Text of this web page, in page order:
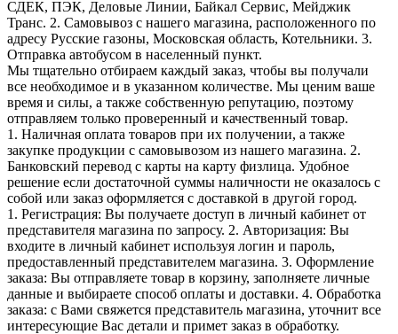
СДЕК, ПЭК, Деловые Линии, Байкал Сервис, Мейджик
Транс. 2. Самовывоз с нашего магазина, расположенного по
адресу Русские газоны, Московская область, Котельники. 3.
Отправка автобусом в населенный пункт.
Мы тщательно отбираем каждый заказ, чтобы вы получали
все необходимое и в указанном количестве. Мы ценим ваше
время и силы, а также собственную репутацию, поэтому
отправляем только проверенный и качественный товар.
1. Наличная оплата товаров при их получении, а также
закупке продукции с самовывозом из нашего магазина. 2.
Банковский перевод с карты на карту физлица. Удобное
решение если достаточной суммы наличности не оказалось с
собой или заказ оформляется с доставкой в другой город.
1. Регистрация: Вы получаете доступ в личный кабинет от
представителя магазина по запросу. 2. Авторизация: Вы
входите в личный кабинет используя логин и пароль,
предоставленный представителем магазина. 3. Оформление
заказа: Вы отправляете товар в корзину, заполняете личные
данные и выбираете способ оплаты и доставки. 4. Обработка
заказа: с Вами свяжется представитель магазина, уточнит все
интересующие Вас детали и примет заказ в обработку.